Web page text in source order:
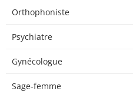
Orthophoniste
Psychiatre
Gynécologue
Sage-femme